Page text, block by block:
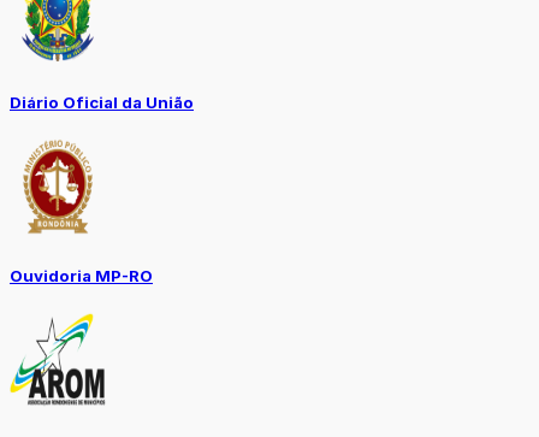
Diário Oficial da União
Ouvidoria MP-RO